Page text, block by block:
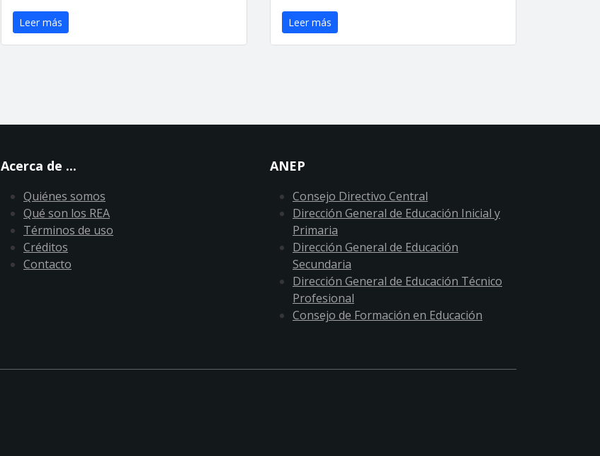
Leer más Leer más
Acerca de ...
Quiénes somos
Qué son los REA
Términos de uso
Créditos
Contacto
ANEP
Consejo Directivo Central
Dirección General de Educación Inicial y
Primaria
Dirección General de Educación
Secundaria
Dirección General de Educación Técnico
Profesional
Consejo de Formación en Educación